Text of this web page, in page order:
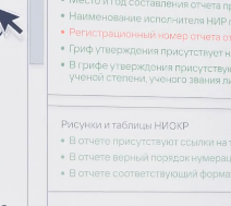
Citeck
LOW-CODE BPM-ПЛАТФОРМА